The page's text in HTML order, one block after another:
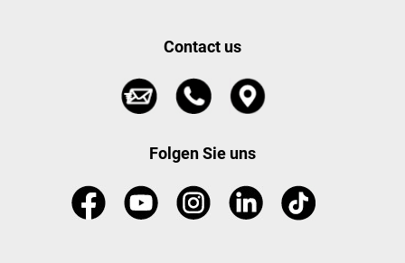
Contact us
Folgen Sie uns